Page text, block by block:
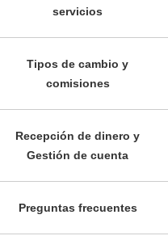
servicios
Tipos de cambio y
comisiones
Recepción de dinero y
Gestión de cuenta
Preguntas frecuentes